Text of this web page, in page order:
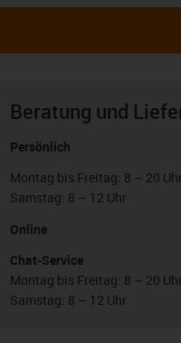
Beratung und
Persönlich
Montag bis Freitag: 8 – 20 Uhr
Samstag: 8 – 12 Uhr
Online
Chat-Service
Montag bis Freitag: 8 – 20 Uhr
Samstag: 8 – 12 Uhr